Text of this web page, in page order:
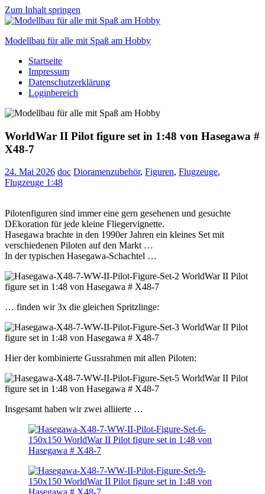
Zum Inhalt springen
Modellbau für alle mit Spaß am Hobby
Scale
modelling
to
Startseite
Impressum
Datenschutzerklärung
Loginbereich
WorldWar II Pilot figure set in 1:48 von Hasegawa #
X48-7
24. Mai 2026 doc Dioramenzubehör, Figuren, Flugzeuge,
Flugzeuge 1:48
Pilotenfiguren sind immer eine gern gesehenen und gesuchte
DEkoration für jede kleine Fliegervignette.
Hasegawa brachte in den 1990er Jahren ein kleines Set mit
verschiedenen Piloten auf den Markt …
In der typischen Hasegawa-Schachtel …
… finden wir 3x die gleichen Spritzlinge:
Hier der kombinierte Gussrahmen mit allen Piloten:
Insgesamt haben wir zwei alliierte …